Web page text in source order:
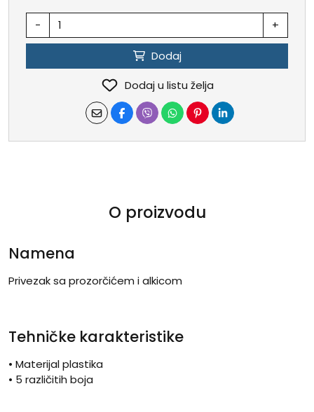
- +
Dodaj
Dodaj u listu želja
O proizvodu
Namena
Privezak sa prozorčićem i alkicom
Tehničke karakteristike
• Materijal plastika
• 5 različitih boja